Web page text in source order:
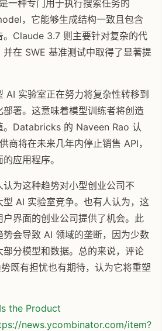
一种专门用于执行搜索任务的
，它能够生成结构一致且包含
。Claude 3.7 则主要针对复杂的代
在 SWE 基准测试中取得了显著提
AI 实验室正在努力将复杂性转移到
署。这意味着模型训练者将创造
。Databricks 的 Naveen Rao 认
商将在未来几年内停止销售 API，
应用程序。
为这种趋势对小型创业公司不
AI 实验室竞争。也有人认为，这
界面的创业公司提供了机会。此
会导致 AI 领域的垄断，因为少数
部分模型和数据。总的来说，评论
既有担忧也有期待，认为它将重塑
the Product
news.ycombinator.com/item?